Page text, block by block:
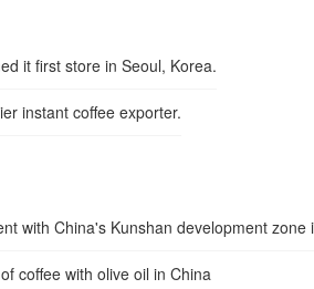
it first store in Seoul, Korea.
instant coffee exporter.
with China's Kunshan development zone
coffee with olive oil in China